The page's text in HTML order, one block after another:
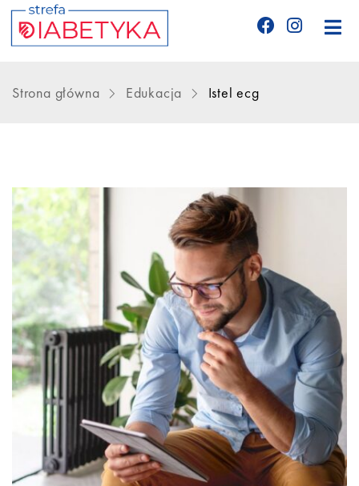
Glukometry
Niezbędnik cukrzyka
Wyznania diabetyka
Do pobrania
Kontakt
Strona główna Edukacja Istel ecg